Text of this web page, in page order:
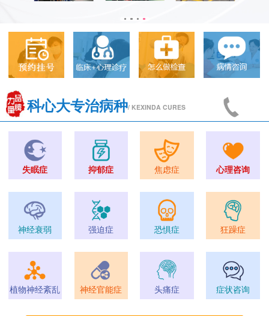
科心大专治病种/ KEXINDA CURES
失眠症 抑郁症 焦虑症 心理咨询
神经衰弱 强迫症 恐惧症 狂躁症
植物神经紊乱 神经官能症 头痛症 症状咨询